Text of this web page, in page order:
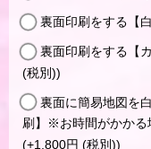
裏面印刷をする【
裏面印刷をする【
(税別))
裏面に簡易地図を
刷】※お時間がかかる
(+1,800円 (税別))